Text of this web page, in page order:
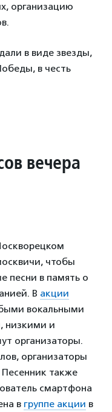
организацию
в виде звезды,
в честь
вечера
чтобы
песни в память о
В акции
вокальными
низкими и
организаторы.
организаторы
также
смартфона
в группе акции в